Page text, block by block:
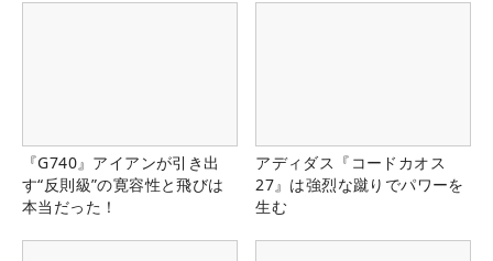
『G740』アイアンが引き出
す“反則級”の寛容性と飛びは
本当だった！
アディダス『コードカオス
27』は強烈な蹴りでパワーを
生む